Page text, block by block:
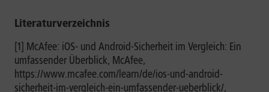
Literaturverzeichnis
[1] McAfee: iOS- und Android-Sicherheit im Vergleich: Ein
umfassender Überblick, McAfee,
https://www.mcafee.com/learn/de/ios-und-android-
sicherheit-im-vergleich-ein-umfassender-ueberblick/,